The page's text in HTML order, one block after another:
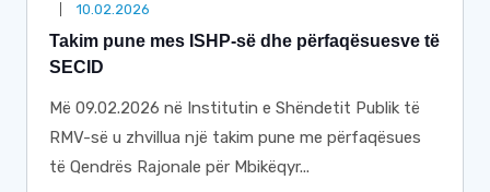
10.02.2026
Takim pune mes ISHP-së dhe përfaqësuesve të
SECID
Më 09.02.2026 në Institutin e Shëndetit Publik të
RMV-së u zhvillua një takim pune me përfaqësues
të Qendrës Rajonale për Mbikëqyr...